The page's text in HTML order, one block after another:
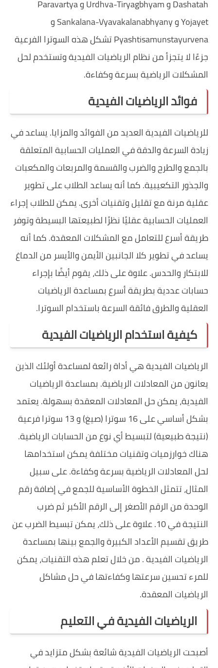
Dashatah و Urdhva-Tiryagbhyam و Paravartya
Yojayet و Sankalana-Vyavakalanabhyany و
Pyashtisamunstayurvena تشكل هذه السوترا الفرعية
جزءًا لا يتجزأ من نظام الرياضيات الفيدية وتستخدم لحل
المشكلات الرياضية بسرعة وكفاءة.
فوائد الرياضيات الفيدية
للرياضيات الفيدية العديد من الفوائد والمزايا. يساعد في
زيادة السرعة والدقة في العمليات الحسابية المتعلقة
بالجمع والطرح والضرب والقسمة والمربعات والمكعبات
والجذور التكعيبية. كما أنه يساعد الطلاب على تطوير
عقلية مرنة مع تقليل وتقنيات أخرى. يمكن للطلاب إجراء
العمليات الحسابية عقليًا نظرًا لطبيعتها البسيطة وتوفر
طريقة أسرع للتعامل مع المشكلات المعقدة. كما أنه
يساعد في تطوير كلا الجانبين الأيمن والأيسر من الدماغ
للابتكار والحدس. علاوة على ذلك، يقوم أيضًا بإجراء
حسابات عددية بطريقة أسرع بمساعدة الرياضيات
العقلية والطرق فائقة السرعة باستخدام السوترا.
كيفية استخدام الرياضيات الفيدية
الرياضيات الفيدية هي أداة رائعة لمساعدة أولئك الذين
يعانون من المعادلات الرياضية. بمساعدة الرياضيات
الفيدية، يمكن حل المعادلات المعقدة بسهولة. يعتمد
بشكل أساسي على 16 سوترا (صيغ) و 13 سوترا فرعية
(نتيجة طبيعية) لتبسيط أي نوع من الحسابات الرياضية.
هناك خوارزميات وتقنيات مختلفة يمكن استخدامها
لحل المعادلات الرياضية بسرعة وكفاءة. على سبيل
المثال، تتمثل الخطوة الأساسية للجمع في إضافة رقم
الوحدة من الرقم الأصغر إلى الرقم الأكبر ثم ضرب
النتيجة في 10. علاوة على ذلك، يمكن تبسيط الضرب عن
طريق تقسيم الأعداد الكبيرة والجمع بينها بمساعدة
الرياضيات الفيدية . من خلال تعلم هذه التقنيات، يمكن
للمرء تحسين سرعتها وكفاءتها في حل مشاكل
الرياضيات المعقدة.
الرياضيات الفيدية في التعليم
أصبحت الرياضيات الفيدية شائعة بشكل متزايد في